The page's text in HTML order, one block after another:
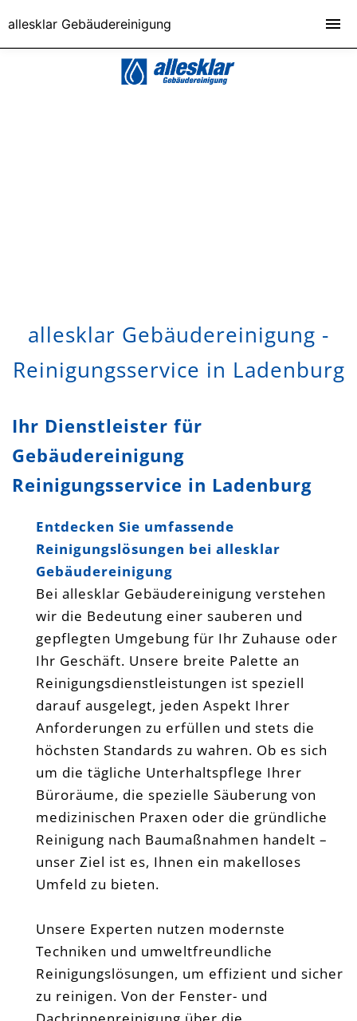
allesklar Gebäudereinigung -
Reinigungsservice in Ladenburg
Ihr Dienstleister für
Gebäudereinigung
Reinigungsservice in Ladenburg
Entdecken Sie umfassende
Reinigungslösungen bei allesklar
Gebäudereinigung
Bei allesklar Gebäudereinigung verstehen
wir die Bedeutung einer sauberen und
gepflegten Umgebung für Ihr Zuhause oder
Ihr Geschäft. Unsere breite Palette an
Reinigungsdienstleistungen ist speziell
darauf ausgelegt, jeden Aspekt Ihrer
Anforderungen zu erfüllen und stets die
höchsten Standards zu wahren. Ob es sich
um die tägliche Unterhaltspflege Ihrer
Büroräume, die spezielle Säuberung von
medizinischen Praxen oder die gründliche
Reinigung nach Baumaßnahmen handelt –
unser Ziel ist es, Ihnen ein makelloses
Umfeld zu bieten.
Unsere Experten nutzen modernste
Techniken und umweltfreundliche
Reinigungslösungen, um effizient und sicher
zu reinigen. Von der Fenster- und
allesklar Gebäudereinigung